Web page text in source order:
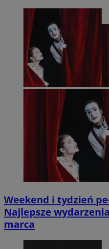
Weekend i tydzień
Najlepsze
marca